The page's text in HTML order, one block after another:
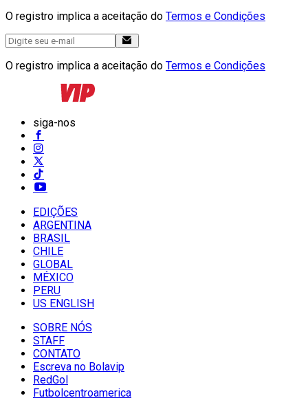
O registro implica a aceitação do Termos e Condições
O registro implica a aceitação do Termos e Condições
siga-nos
EDIÇÕES
ARGENTINA
BRASIL
CHILE
GLOBAL
MÉXICO
PERU
US ENGLISH
SOBRE NÓS
STAFF
CONTATO
Escreva no Bolavip
RedGol
Futbolcentroamerica